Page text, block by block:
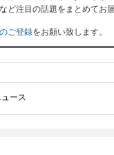
ど注目の話題をまとめてお
ご登録をお願い致します。
ース